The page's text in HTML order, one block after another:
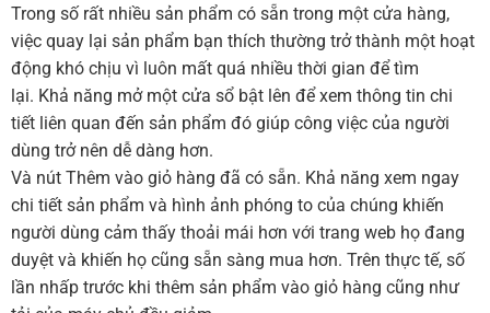
Trong số rất nhiều sản phẩm có sẵn trong một cửa hàng,
việc quay lại sản phẩm bạn thích thường trở thành một hoạt
động khó chịu vì luôn mất quá nhiều thời gian để tìm
lại. Khả năng mở một cửa sổ bật lên để xem thông tin chi
tiết liên quan đến sản phẩm đó giúp công việc của người
dùng trở nên dễ dàng hơn.
Và nút Thêm vào giỏ hàng đã có sẵn. Khả năng xem ngay
chi tiết sản phẩm và hình ảnh phóng to của chúng khiến
người dùng cảm thấy thoải mái hơn với trang web họ đang
duyệt và khiến họ cũng sẵn sàng mua hơn. Trên thực tế, số
lần nhấp trước khi thêm sản phẩm vào giỏ hàng cũng như